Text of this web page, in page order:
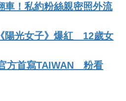
車！私約粉絲親密照外流
陽光女子》爆紅 12歲女
方首寫TAIWAN 粉看